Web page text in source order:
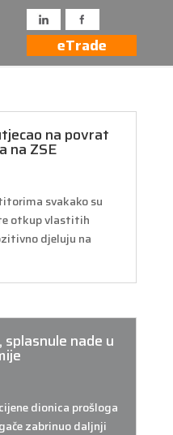
eTrade
na povrat
na ZSE
svakako su
otkup vlastitih
djeluju na
nade u
dionica prošloga
zabrinuo daljnji